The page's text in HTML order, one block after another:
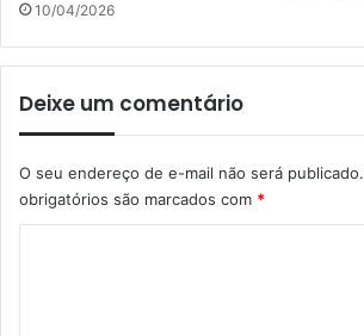
10/04/2026
Deixe um comentário
O seu endereço de e-mail não será publicado.
obrigatórios são marcados com *